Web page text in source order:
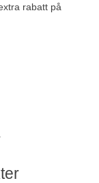
rabatt på